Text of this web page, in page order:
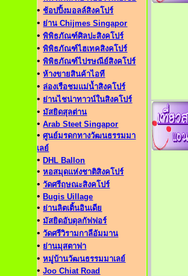
• ช้อปปิ้งมอลล์สิงคโปร์
• ย่าน Chijmes Singapor
•พิพิธภัณฑ์ศิลปะสิงคโปร์
•พิพิธภัณฑ์ไฮเทคสิงคโปร์
• พิพิธภัณฑ์ไปรษณีย์สิงคโปร์
•ห้างขายสินค้าไอที
• ล่องเรือชมแม่น้ำสิงคโปร์
• ย่านไชน่าทาวน์ในสิงคโปร์
•มัสยิดสุลต่าน
•Arab Steet Singapor
•ศูนย์มรดกทางวัฒนธรรมมา
เลย์
•DHL Ballon
•หอสมุดแห่งชาติสิงคโปร์
•วัดศรีฤษณะสิงคโปร์
•Bugis Uillage
• ย่านลิตเติ้นอินเดีย
•มัสยิดอับดุลกัฟฟอร์
•วัดศรีวิรามกาลีอัมมาน
• ย่านมุสตาฟา
•หมู่บ้านวัฒนธรรมมาเลย์
•Joo Chiat Road